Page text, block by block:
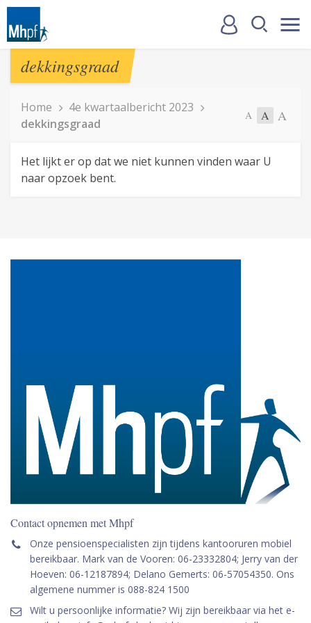
dekkingsgraad
Home
4e kwartaalbericht 2023
dekkingsgraad
A A A
Het lijkt er op dat we niet kunnen vinden waar U
naar opzoek bent.
Contact opnemen met Mhpf
Onze pensioenspecialisten zijn tijdens kantooruren mobiel
bereikbaar. Mark van de Vooren: 06-23332804; Jerry van der
Hoeven: 06-12187894; Delano Gemerts: 06-57054350. Ons
algemene nummer is 088-824 1500
Wilt u persoonlijke informatie? Wij zijn bereikbaar via het e-